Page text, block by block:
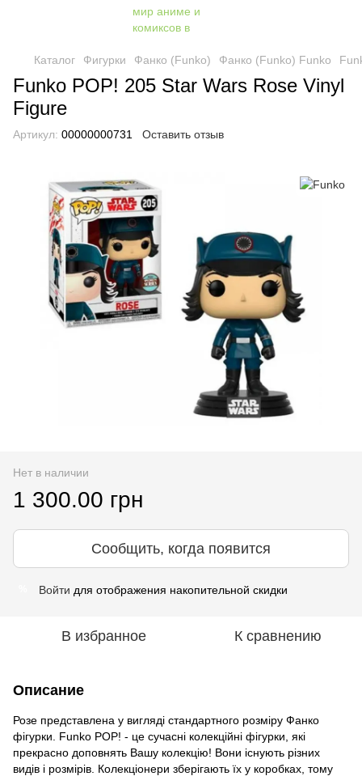
Каталог Фигурки Фанко (Funko) Фанко (Funko) Funko
Funko POP! 205 Star Wars Rose Vinyl
Figure
Артикул: 00000000731 Оставить отзыв
Нет в наличии
1 300.00 грн
Сообщить, когда появится
Войти для отображения накопительной скидки
В избранное К сравнению
Описание
Розе представлена у вигляді стандартного розміру Фанко
фігурки. Funko POP! - це сучасні колекційні фігурки, які
прекрасно доповнять Вашу колекцію! Вони існують різних
видів і розмірів. Колекціонери зберігають їх у коробках, тому